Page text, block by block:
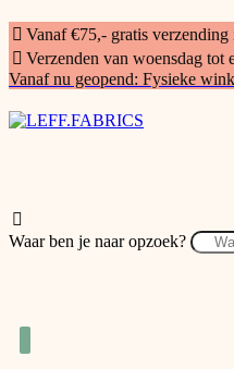
Vanaf €75,- gratis verzending
Verzenden van woensdag tot
Vanaf nu geopend: Fysieke
Waar ben je naar opzoek?